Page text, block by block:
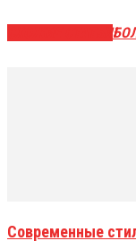
Современные